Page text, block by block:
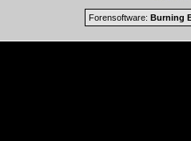
Forensoftware: Burning